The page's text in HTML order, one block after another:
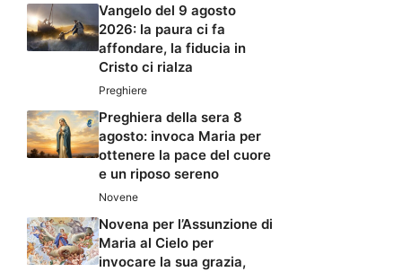
Vangelo del 9 agosto
2026: la paura ci fa
affondare, la fiducia in
Cristo ci rialza
Preghiere
Preghiera della sera 8
agosto: invoca Maria per
ottenere la pace del cuore
e un riposo sereno
Novene
Novena per l’Assunzione di
Maria al Cielo per
invocare la sua grazia,